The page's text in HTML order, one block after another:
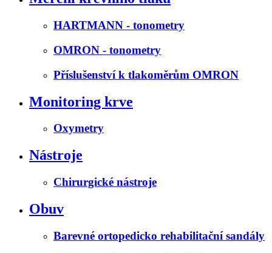
HARTMANN - tonometry
OMRON - tonometry
Příslušenství k tlakoměrům OMRON
Monitoring krve
Oxymetry
Nástroje
Chirurgické nástroje
Obuv
Barevné ortopedicko rehabilitační sandály